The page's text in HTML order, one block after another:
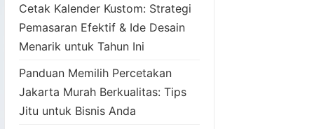
Cetak Kalender Kustom: Strategi
Pemasaran Efektif & Ide Desain
Menarik untuk Tahun Ini
Panduan Memilih Percetakan
Jakarta Murah Berkualitas: Tips
Jitu untuk Bisnis Anda